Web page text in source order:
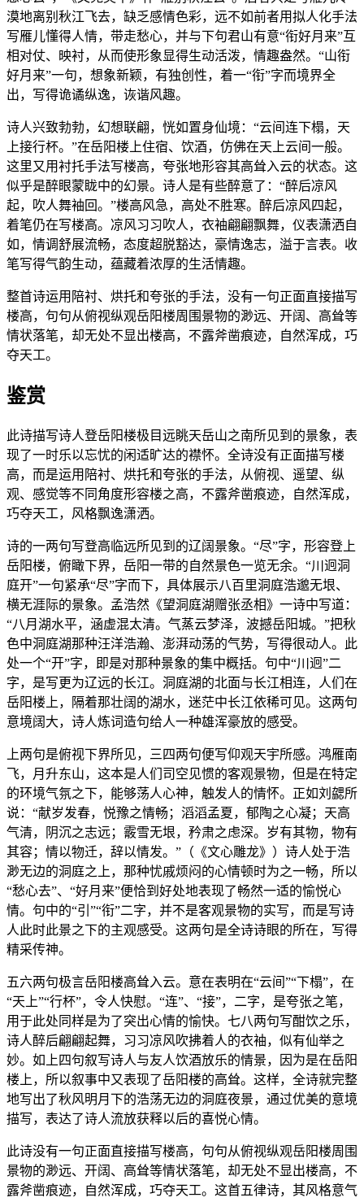
漠地离别秋江飞去，缺乏感情色彩，远不如前者用拟人化手法
写雁儿懂得人情，带走愁心，并与下句君山有意“衔好月来”互
相对仗、映衬，从而使形象显得生动活泼，情趣盎然。“山衔
好月来”一句，想象新颖，有独创性，着一“衔”字而境界全
出，写得诡谲纵逸，诙谐风趣。
诗人兴致勃勃，幻想联翩，恍如置身仙境：“云间连下榻，天
上接行杯。”在岳阳楼上住宿、饮酒，仿佛在天上云间一般。
这里又用衬托手法写楼高，夸张地形容其高耸入云的状态。这
似乎是醉眼蒙眬中的幻景。诗人是有些醉意了：“醉后凉风
起，吹人舞袖回。”楼高风急，高处不胜寒。醉后凉风四起，
着笔仍在写楼高。凉风习习吹人，衣袖翩翩飘舞，仪表潇洒自
如，情调舒展流畅，态度超脱豁达，豪情逸志，溢于言表。收
笔写得气韵生动，蕴藏着浓厚的生活情趣。
整首诗运用陪衬、烘托和夸张的手法，没有一句正面直接描写
楼高，句句从俯视纵观岳阳楼周围景物的渺远、开阔、高耸等
情状落笔，却无处不显出楼高，不露斧凿痕迹，自然浑成，巧
夺天工。
鉴赏
此诗描写诗人登岳阳楼极目远眺天岳山之南所见到的景象，表
现了一时乐以忘忧的闲适旷达的襟怀。全诗没有正面描写楼
高，而是运用陪衬、烘托和夸张的手法，从俯视、遥望、纵
观、感觉等不同角度形容楼之高，不露斧凿痕迹，自然浑成，
巧夺天工，风格飘逸潇洒。
诗的一两句写登高临远所见到的辽阔景象。“尽”字，形容登上
岳阳楼，俯瞰下界，岳阳一带的自然景色一览无余。“川迥洞
庭开”一句紧承“尽”字而下，具体展示八百里洞庭浩邈无垠、
横无涯际的景象。孟浩然《望洞庭湖赠张丞相》一诗中写道：
“八月湖水平，涵虚混太清。气蒸云梦泽，波撼岳阳城。”把秋
色中洞庭湖那种汪洋浩瀚、澎湃动荡的气势，写得很动人。此
处一个“开”字，即是对那种景象的集中概括。句中“川迥”二
字，是写更为辽远的长江。洞庭湖的北面与长江相连，人们在
岳阳楼上，隔着那壮阔的湖水，迷茫中长江依稀可见。这两句
意境阔大，诗人炼词造句给人一种雄浑豪放的感受。
上两句是俯视下界所见，三四两句便写仰观天宇所感。鸿雁南
飞，月升东山，这本是人们司空见惯的客观景物，但是在特定
的环境气氛之下，能够荡人心神，触发人的情怀。正如刘勰所
说：“献岁发春，悦豫之情畅；滔滔孟夏，郁陶之心凝；天高
气清，阴沉之志远；霰雪无垠，矜肃之虑深。岁有其物，物有
其容；情以物迁，辞以情发。”（《文心雕龙》）诗人处于浩
渺无边的洞庭之上，那种忧戚烦闷的心情顿时为之一畅，所以
“愁心去”、“好月来”便恰到好处地表现了畅然一适的愉悦心
情。句中的“引”“衔”二字，并不是客观景物的实写，而是写诗
人此时此景之下的主观感受。这两句是全诗诗眼的所在，写得
精采传神。
五六两句极言岳阳楼高耸入云。意在表明在“云间”“下榻”，在
“天上”“行杯”，令人快慰。“连”、“接”，二字，是夸张之笔，
用于此处同样是为了突出心情的愉快。七八两句写酣饮之乐，
诗人醉后翩翩起舞，习习凉风吹拂着人的衣袖，似有仙举之
妙。如上四句叙写诗人与友人饮酒放乐的情景，因为是在岳阳
楼上，所以叙事中又表现了岳阳楼的高耸。这样，全诗就完整
地写出了秋风明月下的浩荡无边的洞庭夜景，通过优美的意境
描写，表达了诗人流放获释以后的喜悦心情。
此诗没有一句正面直接描写楼高，句句从俯视纵观岳阳楼周围
景物的渺远、开阔、高耸等情状落笔，却无处不显出楼高，不
露斧凿痕迹，自然浑成，巧夺天工。这首五律诗，其风格意气